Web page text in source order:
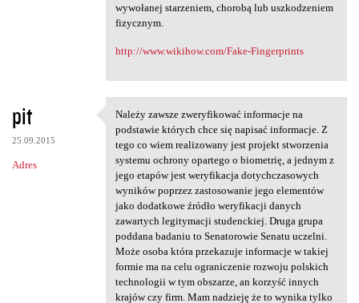
e
wywołanej starzeniem, chorobą lub uszkodzeniem
fizycznym.
http://www.wikihow.com/Fake-Fingerprints
pit
25.09.2015
Adres
Należy zawsze zweryfikować
Należy zawsze zweryfikować informacje na
podstawie których chce się napisać informacje. Z
tego co wiem realizowany jest projekt stworzenia
systemu ochrony opartego o biometrię, a jednym z
jego etapów jest weryfikacja dotychczasowych
wyników poprzez zastosowanie jego elementów
jako dodatkowe źródło weryfikacji danych
zawartych legitymacji studenckiej. Druga grupa
poddana badaniu to Senatorowie Senatu uczelni.
Może osoba która przekazuje informacje w takiej
formie ma na celu ograniczenie rozwoju polskich
technologii w tym obszarze, an korzyść innych
krajów czy firm. Mam nadzieję że to wynika tylko